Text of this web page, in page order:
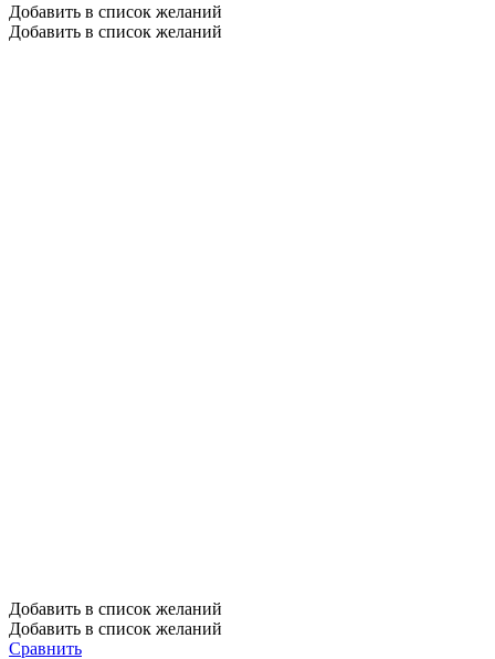
Добавить в список желаний
Добавить в список желаний
Добавить в список желаний
Добавить в список желаний
Сравнить